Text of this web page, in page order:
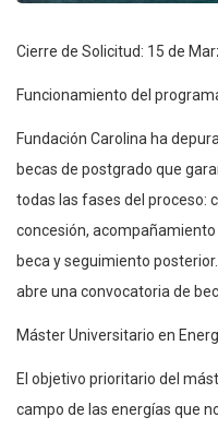
Cierre de Solicitud: 15 de
Funcionamiento del
Fundación Carolina ha
becas de postgrado que
todas las fases del proceso:
concesión,
beca y seguimiento
abre una convocatoria de
Máster Universitario en
El objetivo prioritario del
campo de las energías que